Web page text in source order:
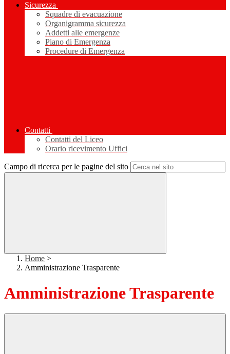
Sicurezza
Squadre di evacuazione
Organigramma sicurezza
Addetti alle emergenze
Piano di Emergenza
Procedure di Emergenza
Contatti
Contatti del Liceo
Orario ricevimento Uffici
Campo di ricerca per le pagine del sito
Home >
Amministrazione Trasparente
Amministrazione Trasparente